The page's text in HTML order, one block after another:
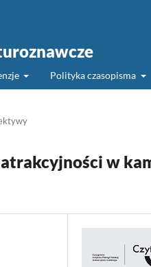
Polityka czasopisma
w